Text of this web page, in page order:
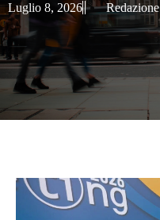
Luglio 8, 2026 Redazione